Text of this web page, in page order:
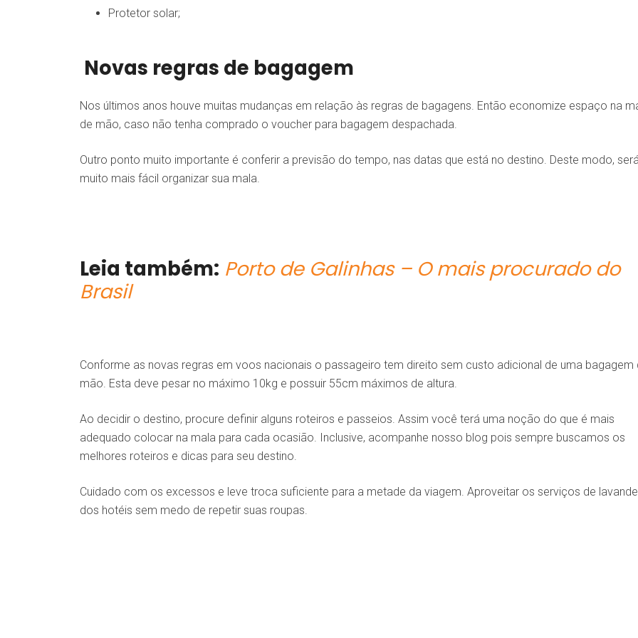
Protetor solar;
Novas regras de bagagem
Nos últimos anos houve muitas mudanças em relação às regras de bagagens. Então economize espaço na
de mão, caso não tenha comprado o voucher para bagagem despachada.
Outro ponto muito importante é conferir a previsão do tempo, nas datas que está no destino. Deste modo,
muito mais fácil organizar sua mala.
Leia também: Porto de Galinhas – O mais procurado do
Brasil
Conforme as novas regras em voos nacionais o passageiro tem direito sem custo adicional de uma bagagem
mão. Esta deve pesar no máximo 10kg e possuir 55cm máximos de altura.
Ao decidir o destino, procure definir alguns roteiros e passeios. Assim você terá uma noção do que é mais
adequado colocar na mala para cada ocasião. Inclusive, acompanhe nosso blog pois sempre buscamos os
melhores roteiros e dicas para seu destino.
Cuidado com os excessos e leve troca suficiente para a metade da viagem. Aproveitar os serviços de
dos hotéis sem medo de repetir suas roupas.